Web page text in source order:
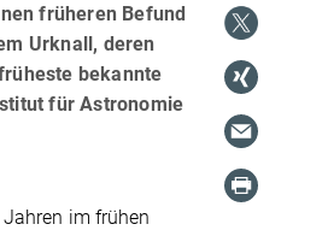
früheren Befund
Urknall, deren
bekannte
für Astronomie
im frühen